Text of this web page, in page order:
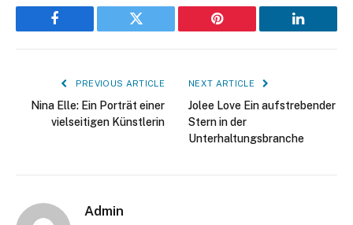
Facebook Twitter Pinterest LinkedIn
PREVIOUS ARTICLE
Nina Elle: Ein Porträt einer
vielseitigen Künstlerin
NEXT ARTICLE
Jolee Love Ein aufstrebender
Stern in der
Unterhaltungsbranche
Admin